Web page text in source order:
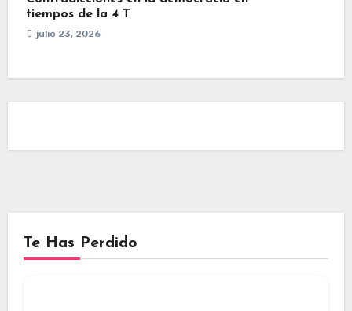
tiempos de la 4 T
julio 23, 2026
Te Has Perdido